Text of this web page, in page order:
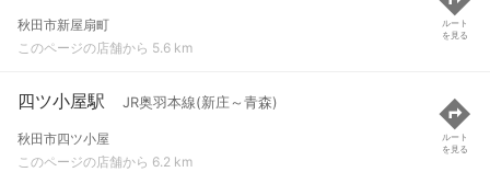
秋田市新屋扇町
このページの店舗から 5.6 km
ルート
を見る
四ツ小屋駅 JR奥羽本線(新庄～青森)
秋田市四ツ小屋
このページの店舗から 6.2 km
ルート
を見る